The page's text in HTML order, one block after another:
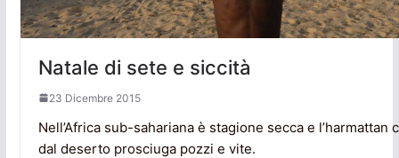
Natale di sete e siccità
23 Dicembre 2015
Nell’Africa sub-sahariana è stagione secca e l’harmattan
dal deserto prosciuga pozzi e vite.